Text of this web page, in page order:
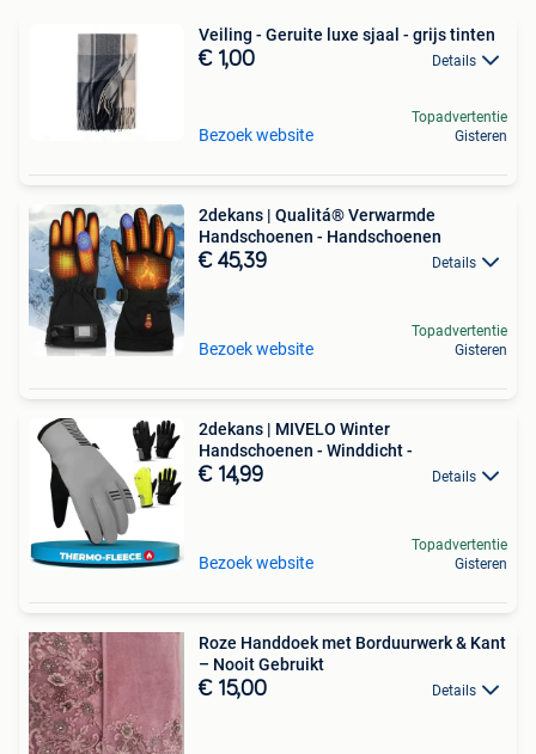
Veiling - Geruite luxe sjaal - grijs tinten
€ 1,00 Details
Bezoek website
Topadvertentie
Gisteren
2dekans | Qualitá® Verwarmde
Handschoenen - Handschoenen
€ 45,39 Details
Bezoek website
Topadvertentie
Gisteren
2dekans | MIVELO Winter
Handschoenen - Winddicht -
€ 14,99 Details
Bezoek website
Topadvertentie
Gisteren
Roze Handdoek met Borduurwerk & Kant
– Nooit Gebruikt
€ 15,00 Details